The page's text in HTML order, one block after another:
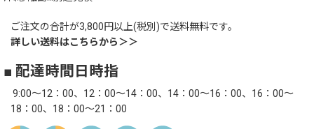
ご注文の合計が3,800円以上(税別)で送料無料です。
詳しい送料はこちらから＞＞
■ 配達時間日時指
9:00～12：00、12：00～14：00、14：00～16：00、16：00～
18：00、18：00～21：00